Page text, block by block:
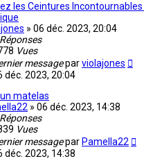
les Ceintures
» 06 déc. 2023, 20:04
Réponses
Vues
messageparviolajones
déc. 2023, 20:04
matelas
» 06 déc. 2023, 14:38
Réponses
Vues
messagepar Pamella22
déc. 2023, 14:38